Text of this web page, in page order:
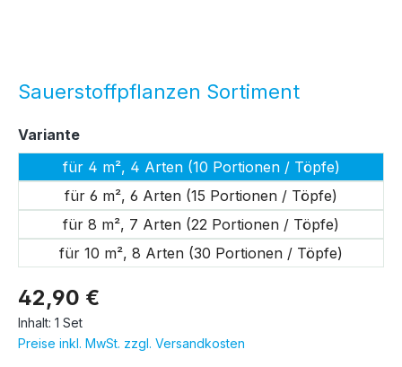
Sauerstoffpflanzen Sortiment
42,90 €
Inhalt: 1 Set
Preise inkl. MwSt. zzgl. Versandkosten
Varianteauswählen
für 4 m², 4 Arten (10 Portionen / Töpfe)
für 6 m², 6 Arten (15 Portionen / Töpfe)
für 8 m², 7 Arten (22 Portionen / Töpfe)
für 10 m², 8 Arten (30 Portionen / Töpfe)